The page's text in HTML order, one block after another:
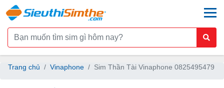
Trang chủ Vinaphone Sim Thần Tài Vinaphone 0825495479